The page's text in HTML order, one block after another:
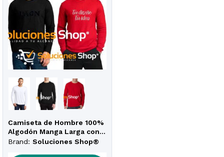
Camiseta de Hombre 100%
Algodón Manga Larga con
Diseño Personalizado
Brand: Soluciones Shop®